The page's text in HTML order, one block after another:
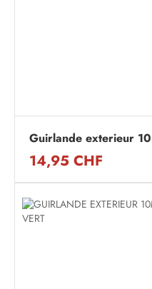
Guirlande exterieur
14,95 CHF